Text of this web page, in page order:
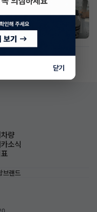
옵션 페이스
량
소식
브랜드
닫기